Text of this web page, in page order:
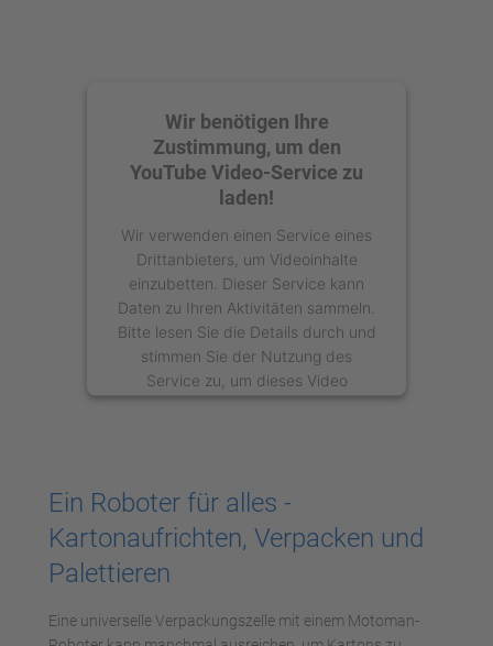
Wir benötigen Ihre
Zustimmung, um den
YouTube Video-Service zu
laden!
Wir verwenden einen Service eines
Drittanbieters, um Videoinhalte
einzubetten. Dieser Service kann
Daten zu Ihren Aktivitäten sammeln.
Bitte lesen Sie die Details durch und
stimmen Sie der Nutzung des
Service zu, um dieses Video
anzusehen.
Management Platform
Ein Roboter für alles -
Kartonaufrichten, Verpacken und
Palettieren
Eine universelle Verpackungszelle mit einem Motoman-